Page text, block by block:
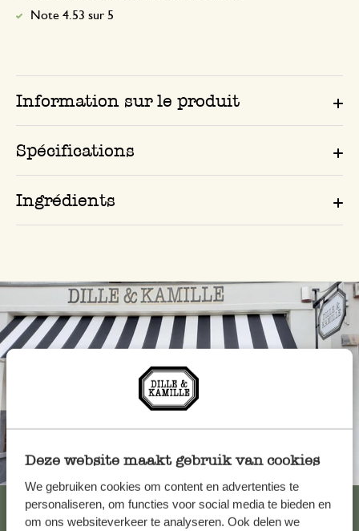
Deze website maakt gebruik van cookies
We gebruiken cookies om content en advertenties te
personaliseren, om functies voor social media te bieden en
om ons websiteverkeer te analyseren. Ook delen we
Note 4.53 sur 5
Information sur le produit
Spécifications
Ingrédients
Toujours à proximité
Voir les 62 magasins